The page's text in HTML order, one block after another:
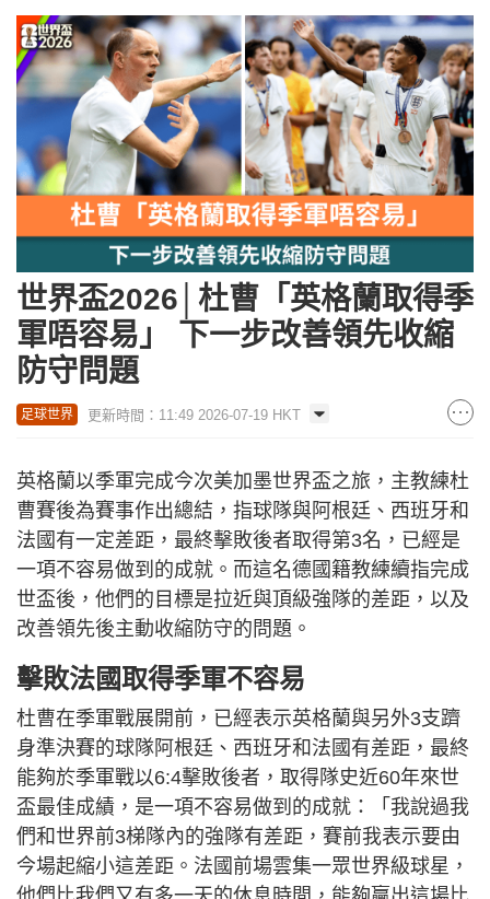
世界盃2026│杜曹「英格蘭取得季
軍唔容易」 下一步改善領先收縮
防守問題
足球世界 更新時間：11:49 2026-07-19 HKT
英格蘭以季軍完成今次美加墨世界盃之旅，主教練杜
曹賽後為賽事作出總結，指球隊與阿根廷、西班牙和
法國有一定差距，最終擊敗後者取得第3名，已經是
一項不容易做到的成就。而這名德國籍教練續指完成
世盃後，他們的目標是拉近與頂級強隊的差距，以及
改善領先後主動收縮防守的問題。
擊敗法國取得季軍不容易
杜曹在季軍戰展開前，已經表示英格蘭與另外3支躋
身準決賽的球隊阿根廷、西班牙和法國有差距，最終
能夠於季軍戰以6:4擊敗後者，取得隊史近60年來世
盃最佳成績，是一項不容易做到的成就：「我說過我
們和世界前3梯隊內的強隊有差距，賽前我表示要由
今場起縮小這差距。法國前場雲集一眾世界級球星，